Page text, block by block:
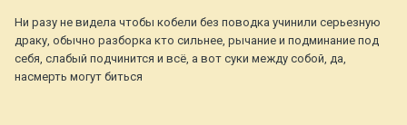
Ни разу не видела чтобы кобели без поводка учинили серьезную
драку, обычно разборка кто сильнее, рычание и подминание под
себя, слабый подчинится и всё, а вот суки между собой, да,
насмерть могут биться